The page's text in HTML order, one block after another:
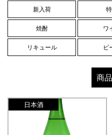
新入荷
焼酎 ワ
リキュール ビ
商
日本酒